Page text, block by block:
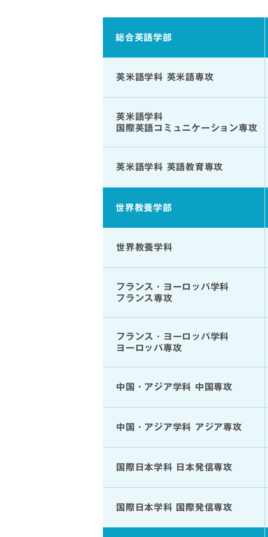
総合英語学部
英米語学科 英米語専攻
英米語学科
国際英語コミュニケーション専攻
英米語学科 英語教育専攻
世界教養学部
世界教養学科
フランス・ヨーロッパ学科
フランス専攻
フランス・ヨーロッパ学科
ヨーロッパ専攻
中国・アジア学科 中国専攻
中国・アジア学科 アジア専攻
国際日本学科 日本発信専攻
国際日本学科 国際発信専攻